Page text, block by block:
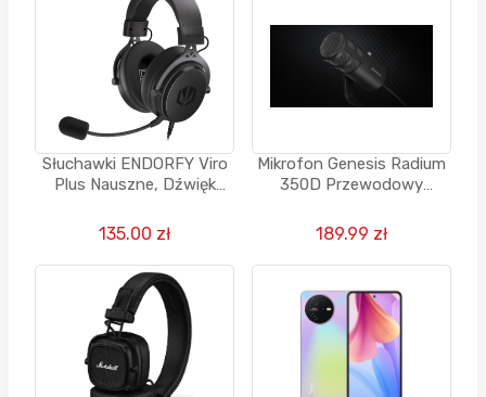
Słuchawki ENDORFY Viro
Plus Nauszne, Dźwięk
135.00 zł
Mikrofon Genesis Radium
350D Przewodowy
189.99 zł